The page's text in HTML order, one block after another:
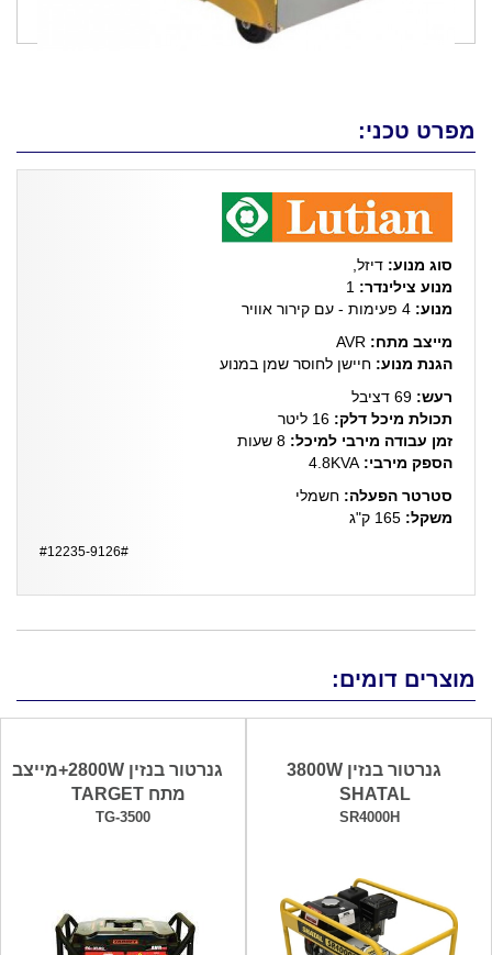
מפרט טכני:
סוג מנוע: דיזל,
מנוע צילינדר: 1
מנוע: 4 פעימות - עם קירור אוויר
מייצב מתח: AVR
הגנת מנוע: חיישן לחוסר שמן במנוע
רעש:
תכולת מיכל דלק: 16 ליטר
זמן עבודה מירבי למיכל:
הספק מירבי:
סטרטר הפעלה: חשמלי
משקל: 165 ק"ג
#12235-9126#
מוצרים דומים:
גנרטור בנזין 3800W
SHATAL
SR4000H
גנרטור בנזין 2800W+מייצב
מתח TARGET
TG-3500